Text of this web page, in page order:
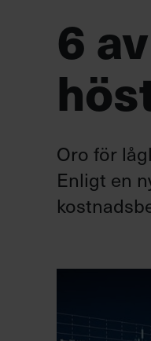
6
Oro för
Enligt en